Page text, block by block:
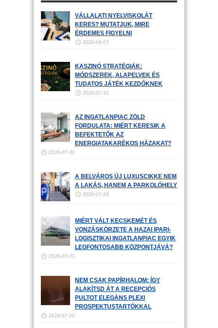
VÁLLALATI NYELVISKOLÁT
KERES? MUTATJUK, MIRE
ÉRDEMES FIGYELNI
2026-08-07
KASZINÓ STRATÉGIÁK:
MÓDSZEREK, ALAPELVEK ÉS
TUDATOS JÁTÉK KEZDŐKNEK
2026-07-31
AZ INGATLANPIAC ZÖLD
FORDULATA: MIÉRT KERESIK A
BEFEKTETŐK AZ
ENERGIATAKARÉKOS HÁZAKAT?
2026-07-30
A BELVÁROS ÚJ LUXUSCIKKE NEM
A LAKÁS, HANEM A PARKOLÓHELY
2026-07-29
MIÉRT VÁLT KECSKEMÉT ÉS
VONZÁSKÖRZETE A HAZAI IPARI-
LOGISZTIKAI INGATLANPIAC EGYIK
LEGFONTOSABB KÖZPONTJÁVÁ?
2026-07-21
NEM CSAK PAPÍRHALOM: ÍGY
ALAKÍTSD ÁT A RECEPCIÓS
PULTOT ELEGÁNS PLEXI
PROSPEKTUSTARTÓKKAL
2026-07-20